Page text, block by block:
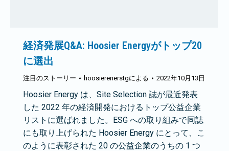
経済発展Q&A: Hoosier Energyがトップ20
に選出
注目のストーリー hoosierenerstgによる 2022年10月13日
Hoosier Energy は、Site Selection 誌が最近発表
した 2022 年の経済開発におけるトップ公益企業
リストに選ばれました。ESG への取り組みで同誌
にも取り上げられた Hoosier Energy にとって、こ
のように表彰された 20 の公益企業のうちの 1 つ